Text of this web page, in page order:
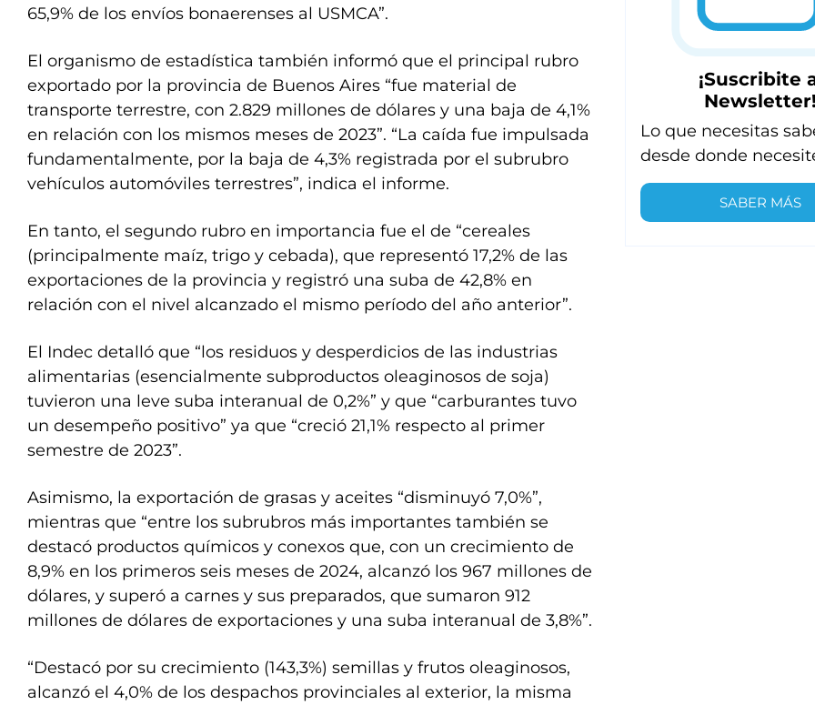
65,9% de los envíos bonaerenses al USMCA”.
El organismo de estadística también informó que el principal rubro
exportado por la provincia de Buenos Aires “fue material de
transporte terrestre, con 2.829 millones de dólares y una baja de 4,1%
en relación con los mismos meses de 2023”. “La caída fue impulsada
fundamentalmente, por la baja de 4,3% registrada por el subrubro
vehículos automóviles terrestres”, indica el informe.
En tanto, el segundo rubro en importancia fue el de “cereales
(principalmente maíz, trigo y cebada), que representó 17,2% de las
exportaciones de la provincia y registró una suba de 42,8% en
relación con el nivel alcanzado el mismo período del año anterior”.
El Indec detalló que “los residuos y desperdicios de las industrias
alimentarias (esencialmente subproductos oleaginosos de soja)
tuvieron una leve suba interanual de 0,2%” y que “carburantes tuvo
un desempeño positivo” ya que “creció 21,1% respecto al primer
semestre de 2023”.
Asimismo, la exportación de grasas y aceites “disminuyó 7,0%”,
mientras que “entre los subrubros más importantes también se
destacó productos químicos y conexos que, con un crecimiento de
8,9% en los primeros seis meses de 2024, alcanzó los 967 millones de
dólares, y superó a carnes y sus preparados, que sumaron 912
millones de dólares de exportaciones y una suba interanual de 3,8%”.
“Destacó por su crecimiento (143,3%) semillas y frutos oleaginosos,
alcanzó el 4,0% de los despachos provinciales al exterior, la misma
¡Suscribite
Newsletter!
Lo que necesitas
desde donde
SABER MÁS